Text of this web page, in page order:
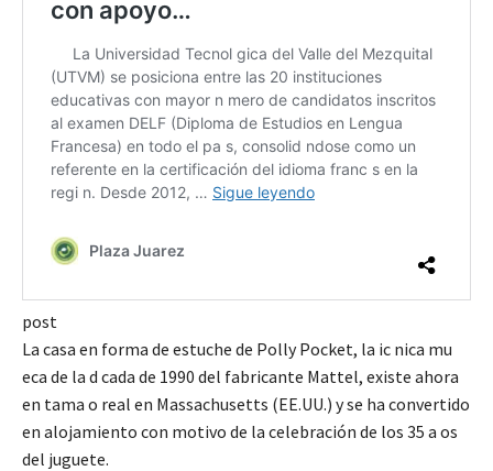
post
La casa en forma de estuche de Polly Pocket, la ic nica mu
eca de la d cada de 1990 del fabricante Mattel, existe ahora
en tama o real en Massachusetts (EE.UU.) y se ha convertido
en alojamiento con motivo de la celebración de los 35 a os
del juguete.